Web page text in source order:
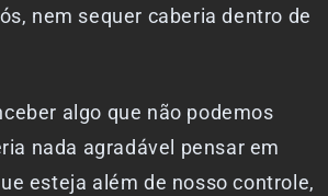
nem sequer caberia dentro de
algo que não podemos
nada agradável pensar em
esteja além de nosso controle,